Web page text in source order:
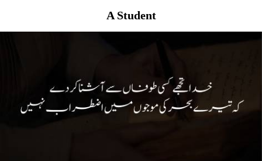
A Student